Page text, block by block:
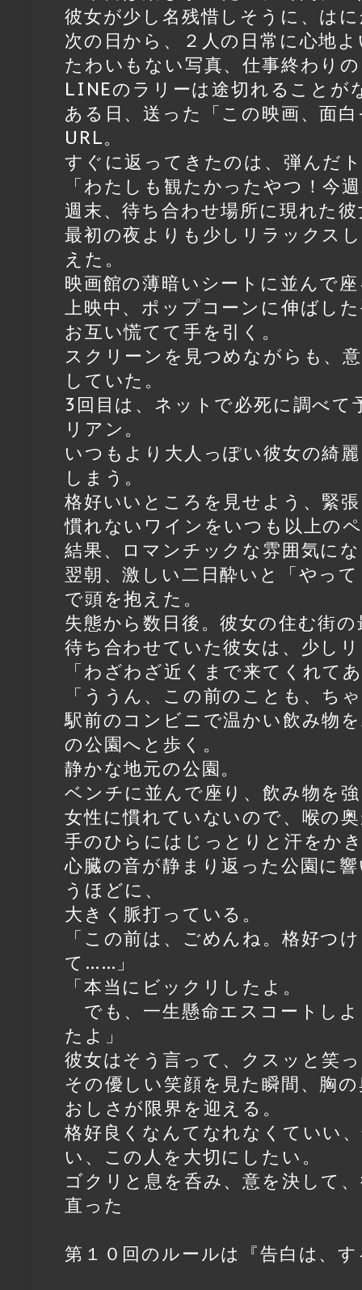
彼女が少し名残惜しそうに、は
次の日から、２人の日常に心地
たわいもない写真、仕事終わり
LINEのラリーは途切れることが
ある日、送った「この映画、面
URL。
すぐに返ってきたのは、弾んだ
「わたしも観たかったやつ！今
週末、待ち合わせ場所に現れた
最初の夜よりも少しリラックス
えた。
映画館の薄暗いシートに並んで
上映中、ポップコーンに伸ばし
お互い慌てて手を引く。
スクリーンを見つめながらも、
していた。
3回目は、ネットで必死に調べ
リアン。
いつもより大人っぽい彼女の綺
しまう。
格好いいところを見せよう、緊
慣れないワインをいつも以上の
結果、ロマンチックな雰囲気に
翌朝、激しい二日酔いと「やっ
で頭を抱えた。
失態から数日後。彼女の住む街
待ち合わせていた彼女は、少し
「わざわざ近くまで来てくれて
「ううん、この前のことも、ち
駅前のコンビニで温かい飲み物
の公園へと歩く。
静かな地元の公園。
ベンチに並んで座り、飲み物を
女性に慣れていないので、喉の
手のひらにはじっとりと汗をか
心臓の音が静まり返った公園に
うほどに、
大きく脈打っている。
「この前は、ごめんね。格好つ
て……」
「本当にビックリしたよ。
でも、一生懸命エスコートし
たよ」
彼女はそう言って、クスッと笑
その優しい笑顔を見た瞬間、胸
おしさが限界を迎える。
格好良くなんてなれなくていい
い、この人を大切にしたい。
ゴクリと息を呑み、意を決して
直った
第１０回のルールは『告白は、